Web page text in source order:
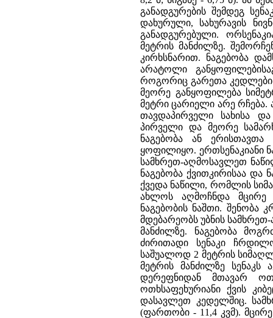
განადგურების შემდეგ
დახურული, სახურავის
განადგურებული.
მეტრის მანძილზე.
კირხსნარით. ნაგებობა
არატოლი
როგორიც გარეთა
მეორე განყოფილება
მეტრი ცარიელი არე რჩება.
თავდაპირველი სახისა და
პირველი და მეორე
ნაგებობა ან
ყოფილიყო. ერთსენაკიანი
სამხრეთ-აღმოსავლეთ
ნაგებობა ქვითკირისაა და
ქვედა ნაწილი, რომლის
ახლოს აღმოჩნდა მცირე
ნაგებობის ნაშთი. შენობა
მდებარეობს უბნის
მანძილზე. ნაგებობა
ძირითადი სენაკი
საშუალოდ 2 მეტრის
მეტრის მანძილზე
დერეფნიდან მთავარ
ოთხსაფეხურიანი ქვის
დასავლეთ კედელშიც.
(ფართობი - 11,4 კვმ).